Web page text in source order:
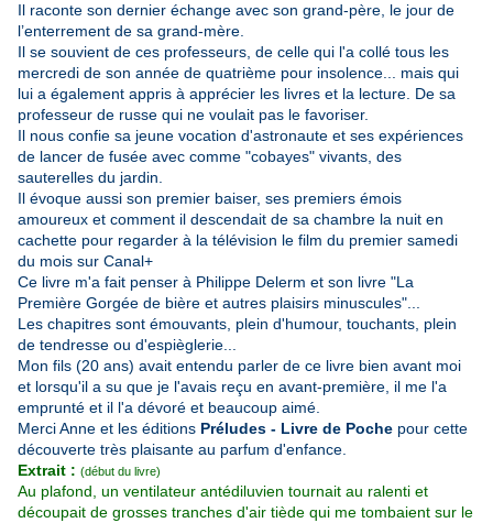
Il raconte son dernier échange avec son grand-père, le jour de
l’enterrement de sa grand-mère.
Il se souvient de ces professeurs, de celle qui l'a collé tous les
mercredi de son année de quatrième pour insolence... mais qui
lui a également appris à apprécier les livres et la lecture. De sa
professeur de russe qui ne voulait pas le favoriser.
Il nous confie sa jeune vocation d'astronaute et ses expériences
de lancer de fusée avec comme "cobayes" vivants, des
sauterelles du jardin.
Il évoque aussi son premier baiser, ses premiers émois
amoureux et comment il descendait de sa chambre la nuit en
cachette pour regarder à la télévision le film du premier samedi
du mois sur Canal+
Ce livre m'a fait penser à Philippe Delerm et son livre "La
Première Gorgée de bière et autres plaisirs minuscules"...
Les chapitres sont émouvants, plein d'humour, touchants, plein
de tendresse ou d'espièglerie...
Mon fils (20 ans) avait entendu parler de ce livre bien avant moi
et lorsqu'il a su que je l'avais reçu en avant-première, il me l'a
emprunté et il l'a dévoré et beaucoup aimé.
Merci Anne et les éditions Préludes - Livre de Poche pour cette
découverte très plaisante au parfum d'enfance.
Extrait : (début du livre)
Au plafond, un ventilateur antédiluvien tournait au ralenti et
découpait de grosses tranches d'air tiède qui me tombaient sur le